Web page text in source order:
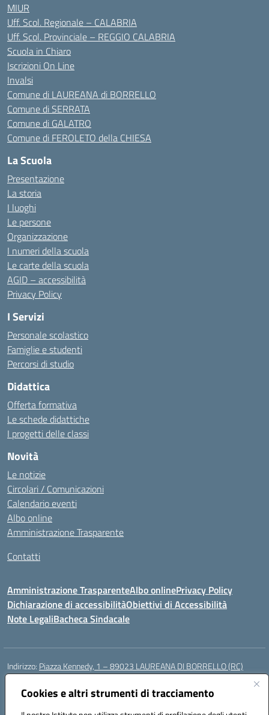
Cookies e altri strumenti di tracciamento
MIUR
Uff. Scol. Regionale – CALABRIA
Uff. Scol. Provinciale – REGGIO CALABRIA
Scuola in Chiaro
Iscrizioni On Line
Invalsi
Comune di LAUREANA di BORRELLO
Comune di SERRATA
Comune di GALATRO
Comune di FEROLETO della CHIESA
La Scuola
Presentazione
La storia
I luoghi
Le persone
Organizzazione
I numeri della scuola
Le carte della scuola
AGID – accessibilità
Privacy Policy
I Servizi
Personale scolastico
Famiglie e studenti
Percorsi di studio
Didattica
Offerta formativa
Le schede didattiche
I progetti delle classi
Novità
Le notizie
Circolari / Comunicazioni
Calendario eventi
Albo online
Amministrazione Trasparente
Contatti
Amministrazione TrasparenteAlbo onlinePrivacy Policy
Dichiarazione di accessibilitàObiettivi di Accessibilità
Note LegaliBacheca Sindacale
Indirizzo: Piazza Kennedy, 1 – 89023 LAUREANA DI BORRELLO (RC)
Centralino:
Posta elettronica certificata (PEC):rcic84800t@pec.istruzione.it